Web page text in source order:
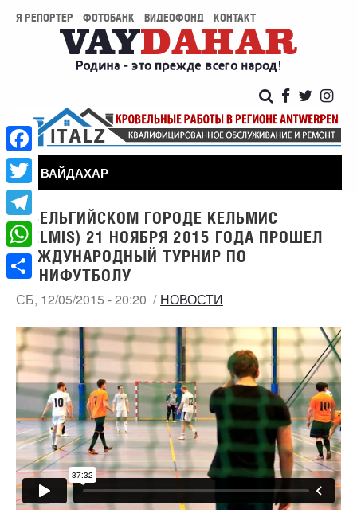
Я РЕПОРТЕР ФОТОБАНК ВИДЕОФОНД КОНТАКТ
ВАЙДАХАР
В БЕЛЬГИЙСКОМ ГОРОДЕ КЕЛЬМИС
(KELMIS) 21 НОЯБРЯ 2015 ГОДА ПРОШЕЛ
МЕЖДУНАРОДНЫЙ ТУРНИР ПО
МИНИФУТБОЛУ
СБ, 12/05/2015 - 20:20 НОВОСТИ
Facebook
Twitter
Telegram
WhatsApp
Share